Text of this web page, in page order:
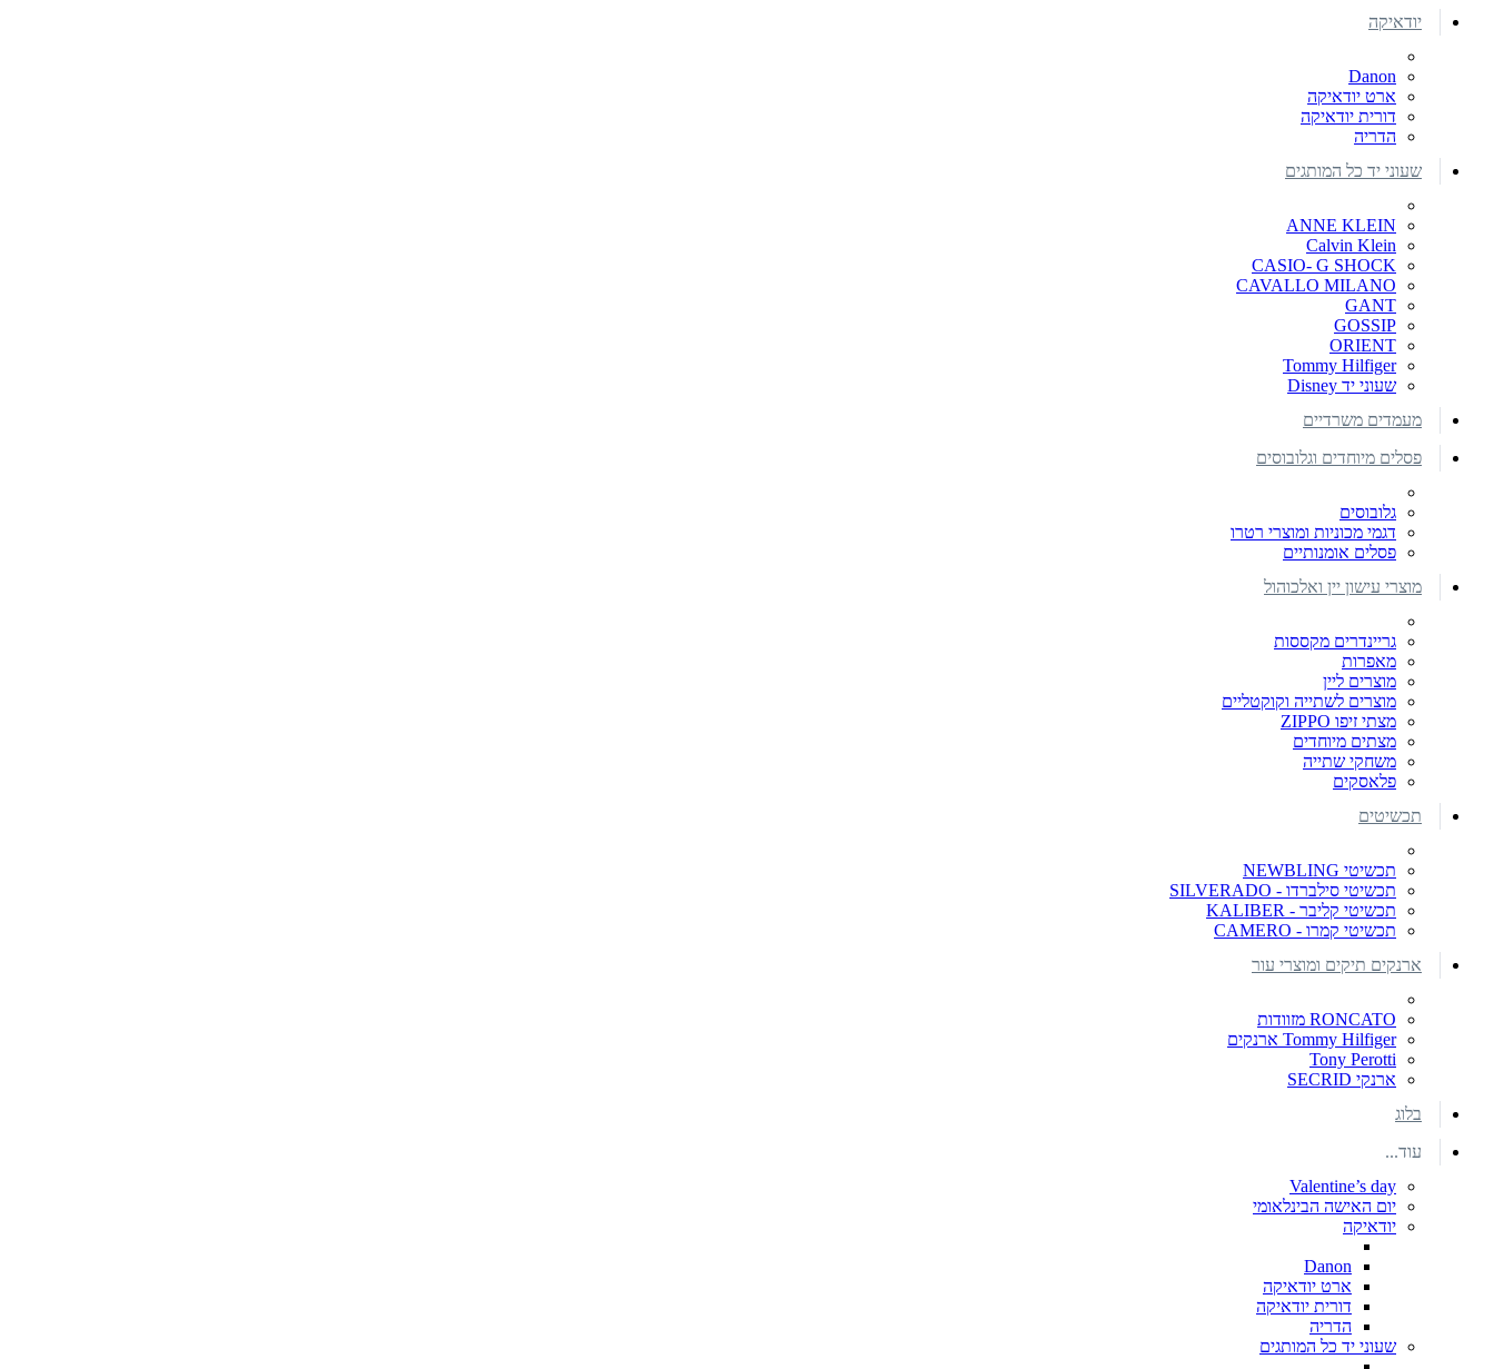
יודאיקה
Danon
ארט יודאיקה
דורית יודאיקה
הדריה
שעוני יד כל המותגים
ANNE KLEIN
Calvin Klein
CASIO- G SHOCK
CAVALLO MILANO
GANT
GOSSIP
ORIENT
Tommy Hilfiger
שעוני יד Disney
מעמדים משרדיים
פסלים מיוחדים וגלובוסים
גלובוסים
דגמי מכוניות ומוצרי רטרו
פסלים אומנותיים
מוצרי עישון יין ואלכוהול
גריינדרים מקססות
מאפרות
מוצרים ליין
מוצרים לשתייה וקוקטליים
מצתי זיפו ZIPPO
מצתים מיוחדים
משחקי שתייה
פלאסקים
תכשיטים
תכשיטי NEWBLING
תכשיטי סילברדו - SILVERADO
תכשיטי קליבר - KALIBER
תכשיטי קמרו - CAMERO
ארנקים תיקים ומוצרי עור
RONCATO מזוודות
Tommy Hilfiger ארנקים
Tony Perotti
ארנקי SECRID
בלוג
עוד...
Valentine’s day
יום האישה הבינלאומי
יודאיקה
Danon
ארט יודאיקה
דורית יודאיקה
הדריה
שעוני יד כל המותגים